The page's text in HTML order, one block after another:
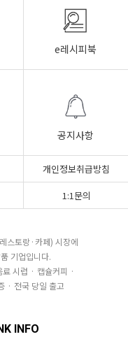
e레시피북
공지사항
개인정보취급방침
1:1문의
스토랑·카페) 시장에
기업입니다.
시럽 · 캡슐커피 ·
· 전국 당일 출고
INFO